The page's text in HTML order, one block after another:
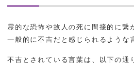
霊的な恐怖や故人の死に間接的に繋
一般的に不吉だと感じられるような
不吉とされている言葉は、以下の通